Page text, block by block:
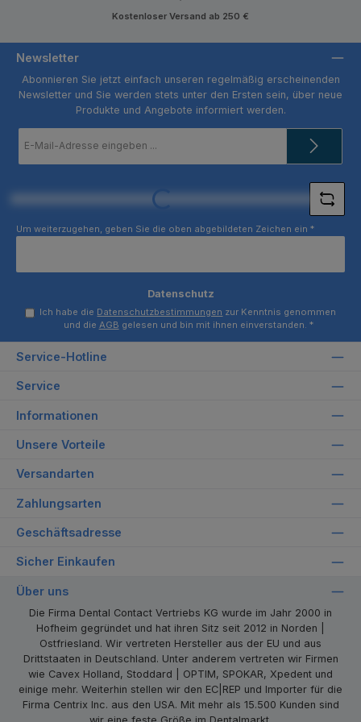
Kostenloser Versand ab 250 €
Newsletter
Abonnieren Sie jetzt einfach unseren regelmäßig erscheinenden
Newsletter und Sie werden stets unter den Ersten sein, über neue
Produkte und Angebote informiert werden.
Mail-
Loading...
Um weiterzugehen, geben Sie die oben abgebildeten Zeichen ein *
Datenschutz
Ich habe die Datenschutzbestimmungen zur Kenntnis genommen
und die AGB gelesen und bin mit ihnen einverstanden. *
Service-Hotline
Service
Informationen
Unsere Vorteile
Versandarten
Zahlungsarten
Geschäftsadresse
Sicher Einkaufen
Über uns
Die Firma Dental Contact Vertriebs KG wurde im Jahr 2000 in
Hofheim gegründet und hat ihren Sitz seit 2012 in Norden |
Ostfriesland. Wir vertreten Hersteller aus der EU und aus
Drittstaaten in Deutschland. Unter anderem vertreten wir Firmen
wie Cavex Holland, Stoddard | OPTIM, SPOKAR, Xpedent und
einige mehr. Weiterhin stellen wir den EC|REP und Importer für die
Firma Centrix Inc. aus den USA. Mit mehr als 15.500 Kunden sind